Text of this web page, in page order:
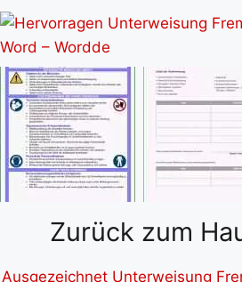
Zurück zum
Ausgezeichnet Unterweisung